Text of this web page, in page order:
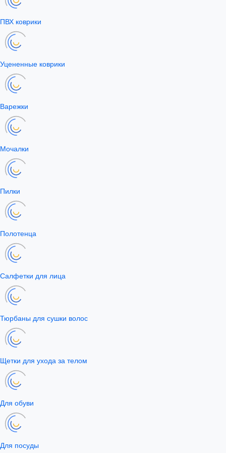
ПВХ коврики
Уцененные коврики
Варежки
Мочалки
Пилки
Полотенца
Салфетки для лица
Тюрбаны для сушки волос
Щетки для ухода за телом
Для обуви
Для посуды